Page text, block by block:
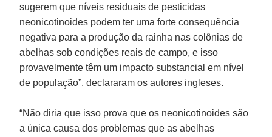
sugerem que níveis residuais de pesticidas
neonicotinoides podem ter uma forte consequência
negativa para a produção da rainha nas colônias de
abelhas sob condições reais de campo, e isso
provavelmente têm um impacto substancial em nível
de população”, declararam os autores ingleses.
“Não diria que isso prova que os neonicotinoides são
a única causa dos problemas que as abelhas